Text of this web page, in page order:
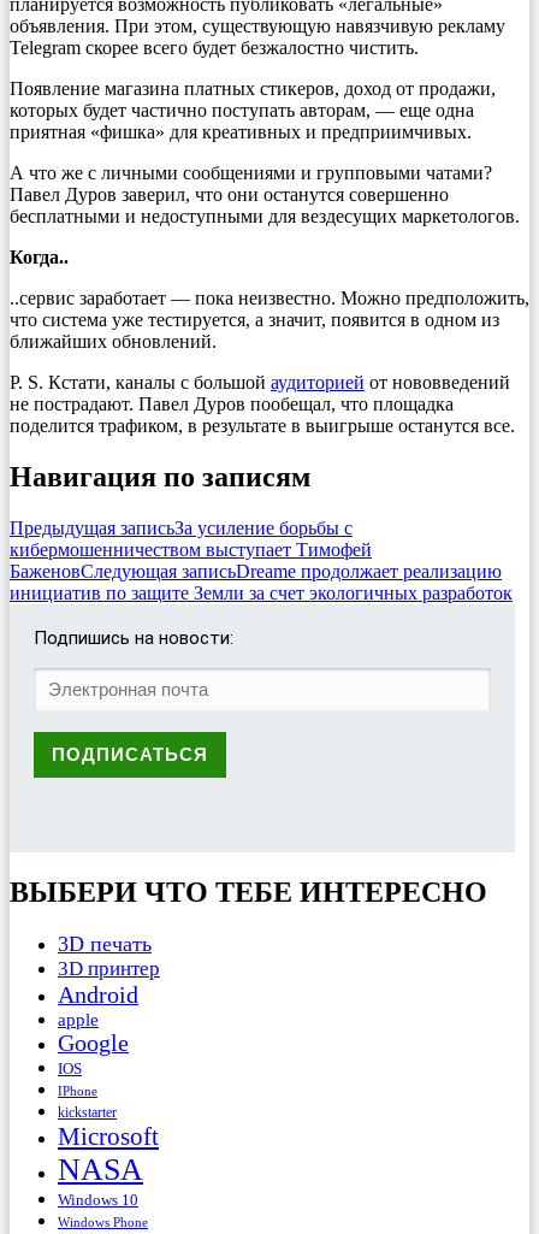
объявления. При этом, существующую навязчивую рекламу
Telegram скорее всего будет безжалостно чистить.
Появление магазина платных стикеров, доход от продажи,
которых будет частично поступать авторам, — еще одна
приятная «фишка» для креативных и предприимчивых.
А что же с личными сообщениями и групповыми чатами?
Павел Дуров заверил, что они останутся совершенно
бесплатными и недоступными для вездесущих маркетологов.
Когда..
..сервис заработает — пока неизвестно. Можно предположить,
что система уже тестируется, а значит, появится в одном из
ближайших обновлений.
Р. S. Кстати, каналы с большой аудиторией от нововведений
не пострадают. Павел Дуров пообещал, что площадка
поделится трафиком, в результате в выигрыше останутся все.
Навигация по записям
Предыдущая записьЗа усиление борьбы с
кибермошенничеством выступает Тимофей
БаженовСледующая записьDreame продолжает реализацию
инициатив по защите Земли за счет экологичных разработок
Подпишись на новости:
ВЫБЕРИ ЧТО ТЕБЕ ИНТЕРЕСНО
3D печать
3D принтер
Android
apple
Google
IOS
IPhone
kickstarter
Microsoft
NASA
Windows 10
Windows Phone